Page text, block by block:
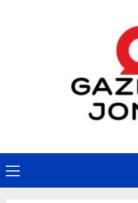
Primary
Menu